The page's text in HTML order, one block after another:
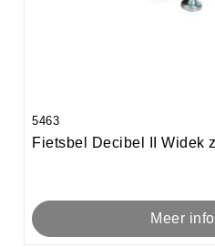
5463
Fietsbel Decibel II Widek
Meer